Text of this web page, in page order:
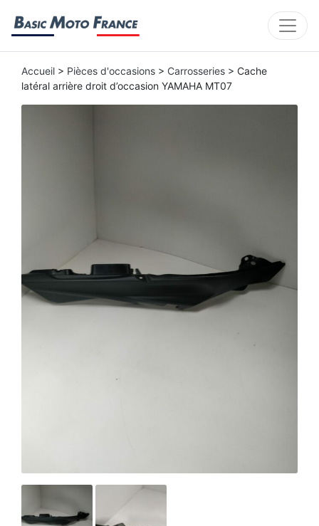
Accueil > Pièces d'occasions > Carrosseries > Cache
latéral arrière droit d’occasion YAMAHA MT07